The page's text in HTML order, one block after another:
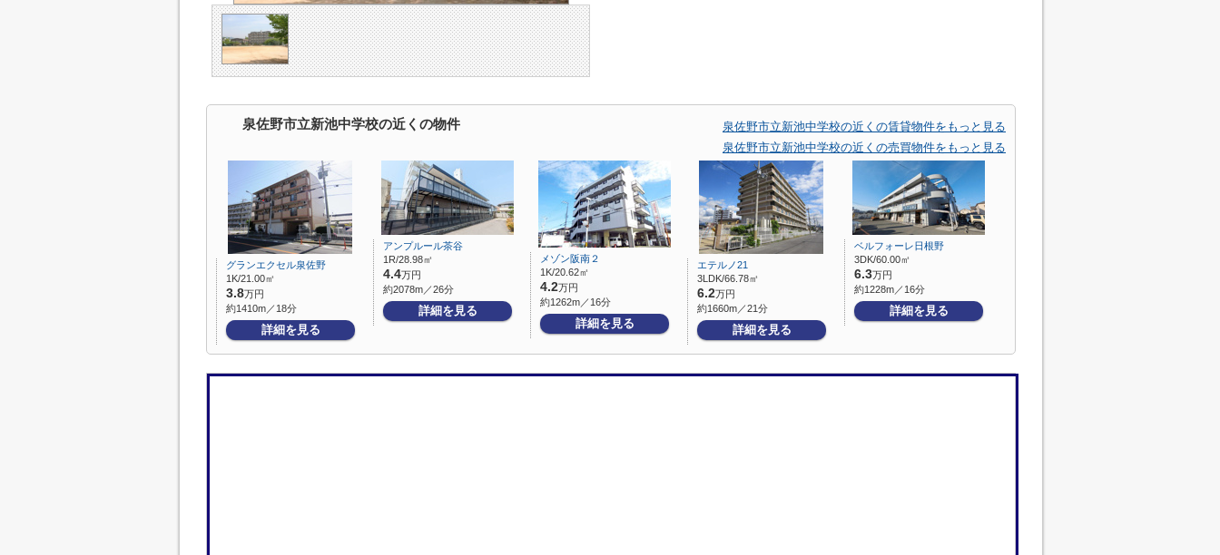
泉佐野市立新池中学校の近くの物件
泉佐野市立新池中学校の近くの賃貸物件をもっと見る
泉佐野市立新池中学校の近くの売買物件をもっと見る
グランエクセル泉佐野
1K/21.00㎡
3.8万円
約1410m／18分
詳細を見る
アンプルール茶谷
1R/28.98㎡
4.4万円
約2078m／26分
詳細を見る
メゾン阪南２
1K/20.62㎡
4.2万円
約1262m／16分
詳細を見る
エテルノ21
3LDK/66.78㎡
6.2万円
約1660m／21分
詳細を見る
ベルフォーレ日根野
3DK/60.00㎡
6.3万円
約1228m／16分
詳細を見る